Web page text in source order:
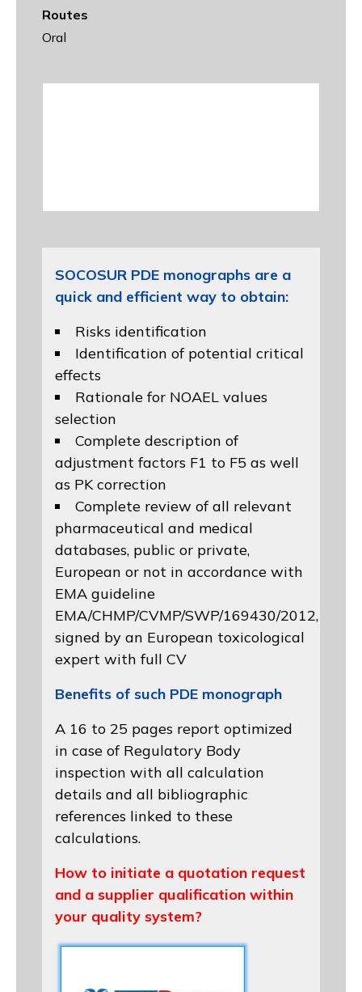
Routes
Oral
SOCOSUR PDE monographs are a
quick and efficient way to obtain:
Risks identification
Identification of potential critical
effects
Rationale for NOAEL values
selection
Complete description of
adjustment factors F1 to F5 as well
as PK correction
Complete review of all relevant
pharmaceutical and medical
databases, public or private,
European or not in accordance with
EMA guideline
EMA/CHMP/CVMP/SWP/169430/2012,
signed by an European toxicological
expert with full CV
Benefits of such PDE monograph
A 16 to 25 pages report optimized
in case of Regulatory Body
inspection with all calculation
details and all bibliographic
references linked to these
calculations.
How to initiate a quotation request
and a supplier qualification within
your quality system?